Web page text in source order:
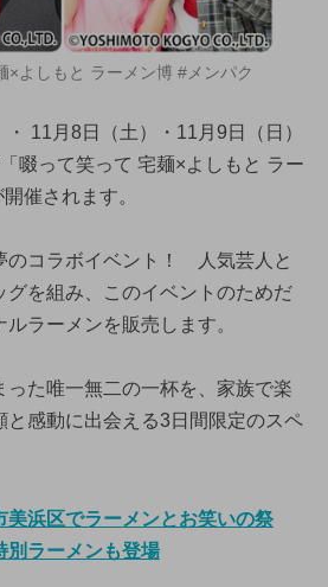
×よしもと ラーメン博 #メンパク
11月8日（土）・11月9日（日）
啜って笑って 宅麺×よしもと ラー
催されます。
のコラボイベント！ 人気芸人と
グを組み、このイベントのためだ
ラーメンを販売します。
った唯一無二の一杯を、家族で楽
感動に出会える3日間限定のスペ
美浜区でラーメンとお笑いの祭
ラーメンも登場